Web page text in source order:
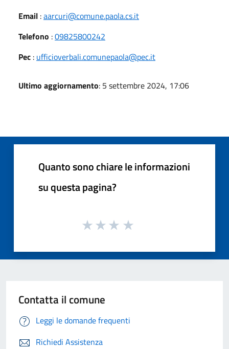
Email :aarcuri@comune.paola.cs.it
Telefono :09825800242
Pec : ufficioverbali.comunepaola@pec.it
Ultimo aggiornamento: 5 settembre 2024, 17:06
Quanto sono chiare le informazioni
su questa pagina?
Contatta il comune
Leggi le domande frequenti
Richiedi Assistenza